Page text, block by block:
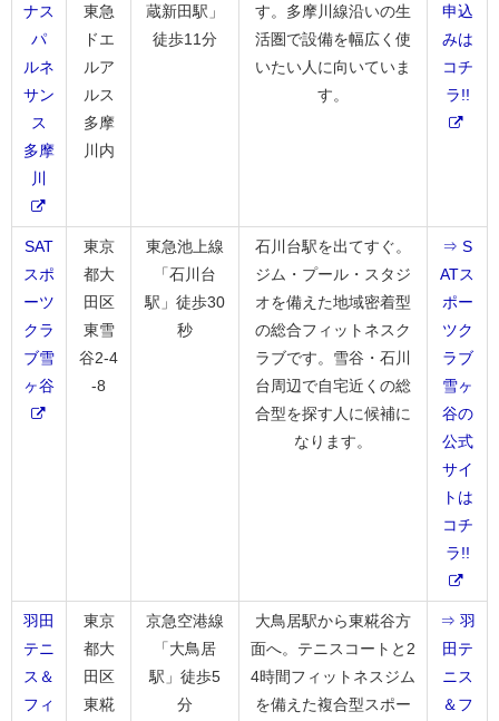
ナス
パ
ルネ
サン
ス
多摩
川
東急
ドエ
ルア
ルス
多摩
川内
蔵新田駅」
徒歩11分
す。多摩川線沿いの生
活圏で設備を幅広く使
いたい人に向いていま
す。
申込
みは
コチ
ラ!!
SAT
スポ
ーツ
クラ
ブ雪
ヶ谷
東京
都大
田区
東雪
谷2-4
-8
東急池上線
「石川台
駅」徒歩30
秒
石川台駅を出てすぐ。
ジム・プール・スタジ
オを備えた地域密着型
の総合フィットネスク
ラブです。雪谷・石川
台周辺で自宅近くの総
合型を探す人に候補に
なります。
⇒ S
ATス
ポー
ツク
ラブ
雪ヶ
谷の
公式
サイ
トは
コチ
ラ!!
羽田
テニ
ス＆
フィ
東京
都大
田区
東糀
京急空港線
「大鳥居
駅」徒歩5
分
大鳥居駅から東糀谷方
面へ。テニスコートと2
4時間フィットネスジム
を備えた複合型スポー
⇒ 羽
田テ
ニス
＆フ